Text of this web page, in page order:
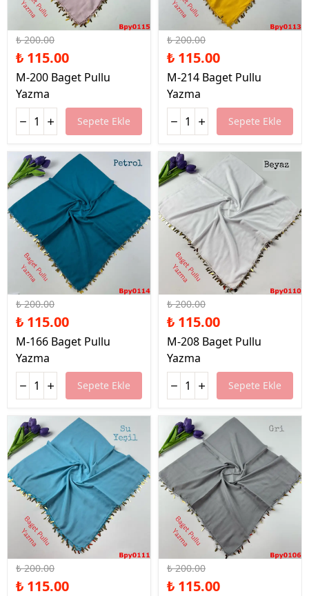
%43 İndirim
₺ 200.00
₺ 115.00
M-200 Baget Pullu
Yazma
Sepete Ekle
%43 İndirim
₺ 200.00
₺ 115.00
M-214 Baget Pullu
Yazma
Sepete Ekle
%43 İndirim
₺ 200.00
₺ 115.00
M-166 Baget Pullu
Yazma
Sepete Ekle
%43 İndirim
₺ 200.00
₺ 115.00
M-208 Baget Pullu
Yazma
Sepete Ekle
%43 İndirim
₺ 200.00
₺ 115.00
%43 İndirim
₺ 200.00
₺ 115.00